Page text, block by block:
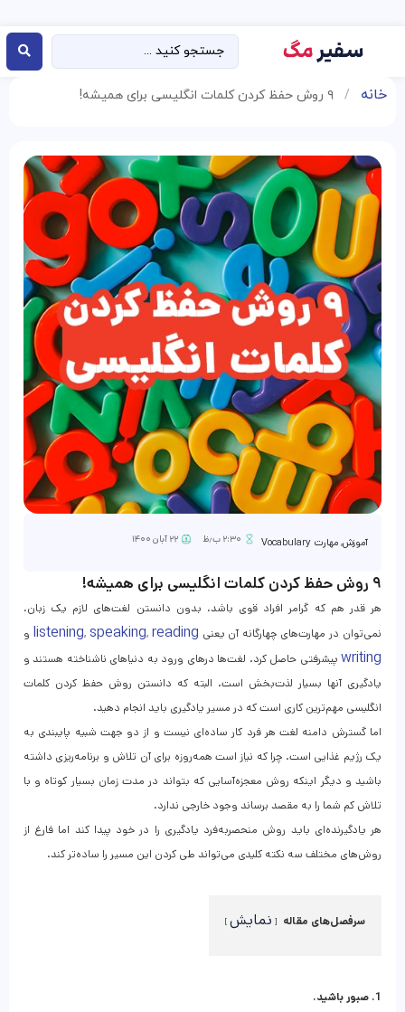
خانه / ۹ روش حفظ کردن کلمات انگلیسی برای همیشه!
آموزش,مهارت Vocabulary ۲:۳۰ ب٫ظ ۲۲ آبان ۱۴۰۰
۹ روش حفظ کردن کلمات انگلیسی برای همیشه!
هر قدر هم که گرامر افراد قوی باشد، بدون دانستن لغت‌های لازم یک زبان،
نمی‌توان در مهارت‌های چهارگانه آن یعنی
listening, speaking, reading و
writing پیشرفتی حاصل کرد. لغت‌ها درهای ورود به دنیاهای ناشناخته هستند و
یادگیری آنها بسیار لذت‌بخش است. البته که دانستن روش حفظ کردن کلمات
انگلیسی مهم‌ترین کاری است که در مسیر یادگیری باید انجام دهید.
اما گسترش دامنه لغت هر فرد کار ساده‌ای نیست و از دو جهت شبیه پایبندی به
یک رژیم غذایی است. چرا که نیاز است همه‌روزه برای آن تلاش و برنامه‌ریزی داشته
باشید و دیگر اینکه روش معجزه‌آسایی که بتواند در مدت زمان بسیار کوتاه و با
تلاش کم شما را به مقصد برساند وجود خارجی ندارد.
هر یادگیرنده‌ای باید روش منحصر‌به‌فرد یادگیری را در خود پیدا کند اما فارغ از
روش‌های مختلف سه نکته کلیدی می‌تواند طی کردن این مسیر را ساده‌تر کند.
سرفصل‌های مقاله نمایش
1. صبور باشید.